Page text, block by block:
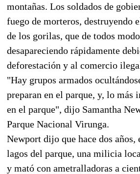
montañas. Los soldados de
fuego de morteros, destruyendo
de los gorilas, que de todos
desapareciendo rápidamente
deforestación y al comercio
"Hay grupos armados
preparan en el parque, y, lo más
en el parque", dijo Samantha
Parque Nacional Virunga.
Newport dijo que hace dos años,
lagos del parque, una milicia
y mató con ametralladoras a